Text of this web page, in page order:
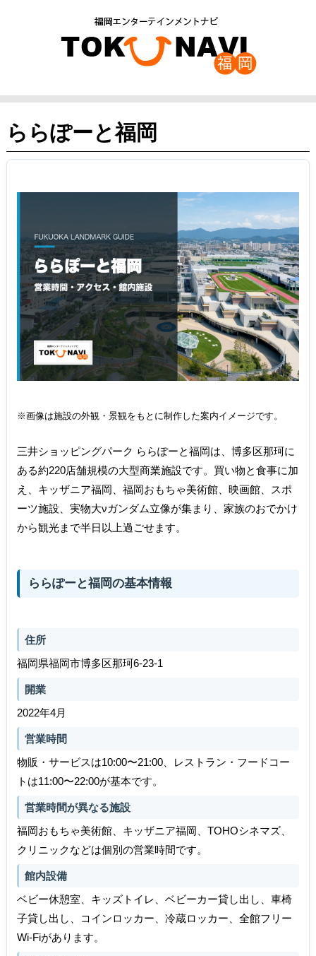
ららぽーと福岡
※画像は施設の外観・景観をもとに制作した案内イメージです。
三井ショッピングパーク ららぽーと福岡は、博多区那珂に
ある約220店舗規模の大型商業施設です。買い物と食事に加
え、キッザニア福岡、福岡おもちゃ美術館、映画館、スポ
ーツ施設、実物大νガンダム立像が集まり、家族のおでかけ
から観光まで半日以上過ごせます。
ららぽーと福岡の基本情報
住所
福岡県福岡市博多区那珂6-23-1
開業
2022年4月
営業時間
物販・サービスは10:00〜21:00、レストラン・フードコー
トは11:00〜22:00が基本です。
営業時間が異なる施設
福岡おもちゃ美術館、キッザニア福岡、TOHOシネマズ、
クリニックなどは個別の営業時間です。
館内設備
ベビー休憩室、キッズトイレ、ベビーカー貸し出し、車椅
子貸し出し、コインロッカー、冷蔵ロッカー、全館フリー
Wi-Fiがあります。